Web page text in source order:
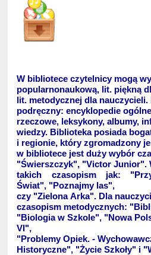
W bibliotece czytelnicy mogą
popularnonaukową, lit. piękną
lit. metodycznej dla
podręczny: encyklopedie
rzeczowe, leksykony, albumy,
wiedzy. Biblioteka posiada
i regionie, który zgromadzony
w bibliotece jest duży wybór
"Świerszczyk", "Victor Junior".
takich czasopism jak:
Świat", "Poznajmy las",
czy "Zielona Arka". Dla
czasopism metodycznych:
"Biologia w Szkole", "Nowa
VI",
"Problemy Opiek. -
Historyczne", "Życie Szkoły" i